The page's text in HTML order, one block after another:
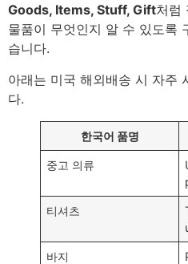
Goods, Items, Stuff, Gift처럼
물품이 무엇인지 알 수 있도록
습니다.
아래는 미국 해외배송 시 자주
다.
한국어 품명
중고 의류
티셔츠
바지